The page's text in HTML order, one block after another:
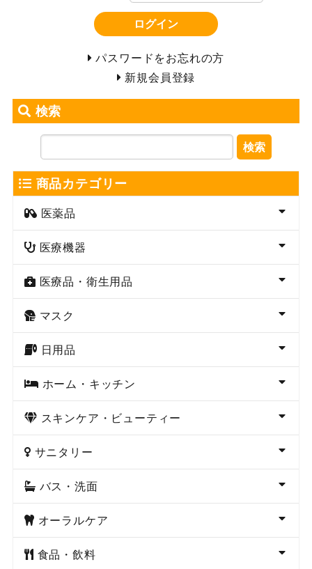
ログイン
パスワードをお忘れの方
新規会員登録
検索
検索
商品カテゴリー
医薬品
医療機器
医療品・衛生用品
マスク
日用品
ホーム・キッチン
スキンケア・ビューティー
サニタリー
バス・洗面
オーラルケア
食品・飲料